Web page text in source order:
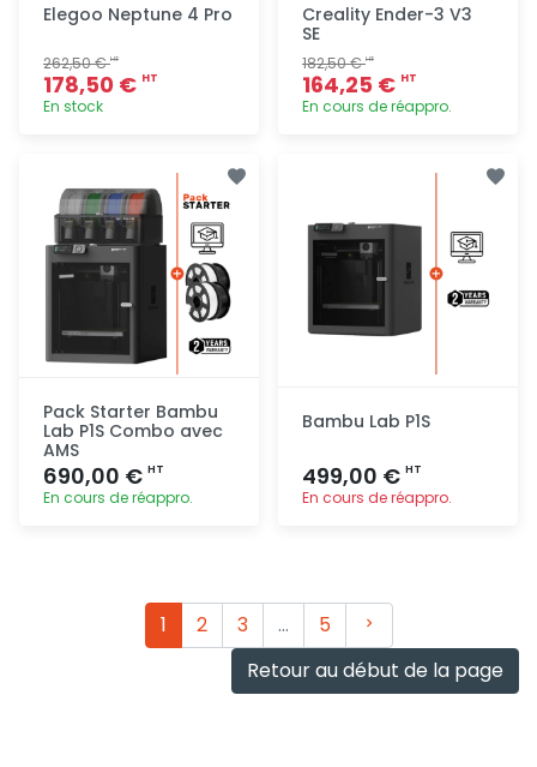
Elegoo Neptune 4 Pro
262,50 €HT
178,50 € HT
En stock
Creality Ender-3 V3
SE
182,50 €HT
164,25 € HT
En cours de réappro.
Pack Starter Bambu
Lab P1S Combo avec
AMS
690,00 € HT
En cours de réappro.
Bambu Lab P1S
499,00 € HT
En cours de réappro.
1 2 3 … 5
Suivant
Retour au début de la page